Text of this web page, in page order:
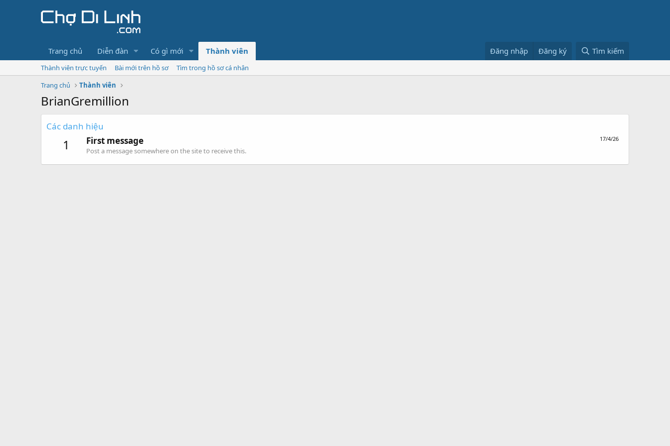
Trang chủ Diễn đàn Có gì mới Thành viên Đăng nhập Đăng ký Tìm kiếm
Thành viên trực tuyến Bài mới trên hồ sơ
Tìm trong hồ sơ cá nhân
Trang chủ
Thành viên
BrianGremillion
Các danh hiệu
1 17/4/26
First message
Post a message somewhere on the site to receive this.